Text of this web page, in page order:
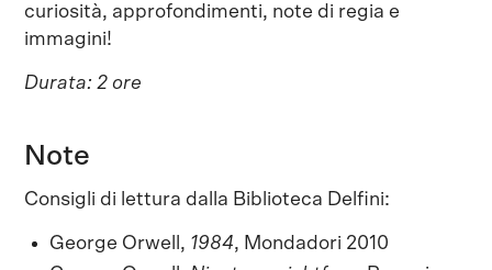
curiosità, approfondimenti, note di regia e
immagini!
Durata: 2 ore
Note
Consigli di lettura dalla Biblioteca Delfini:
George Orwell, 1984, Mondadori 2010